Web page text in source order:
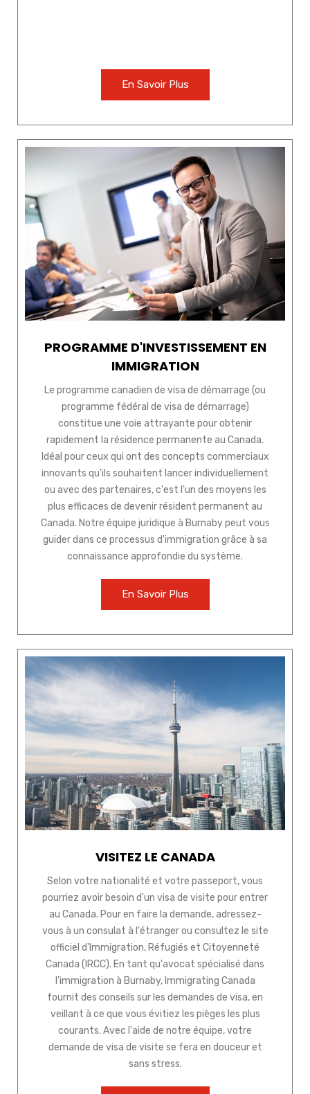
En Savoir Plus
PROGRAMME D'INVESTISSEMENT EN
IMMIGRATION
Le programme canadien de visa de démarrage (ou
programme fédéral de visa de démarrage)
constitue une voie attrayante pour obtenir
rapidement la résidence permanente au Canada.
Idéal pour ceux qui ont des concepts commerciaux
innovants qu'ils souhaitent lancer individuellement
ou avec des partenaires, c'est l'un des moyens les
plus efficaces de devenir résident permanent au
Canada. Notre équipe juridique à Burnaby peut vous
guider dans ce processus d'immigration grâce à sa
connaissance approfondie du système.
En Savoir Plus
VISITEZ LE CANADA
Selon votre nationalité et votre passeport, vous
pourriez avoir besoin d'un visa de visite pour entrer
au Canada. Pour en faire la demande, adressez-
vous à un consulat à l'étranger ou consultez le site
officiel d'Immigration, Réfugiés et Citoyenneté
Canada (IRCC). En tant qu'avocat spécialisé dans
l'immigration à Burnaby, Immigrating Canada
fournit des conseils sur les demandes de visa, en
veillant à ce que vous évitiez les pièges les plus
courants. Avec l'aide de notre équipe, votre
demande de visa de visite se fera en douceur et
sans stress.